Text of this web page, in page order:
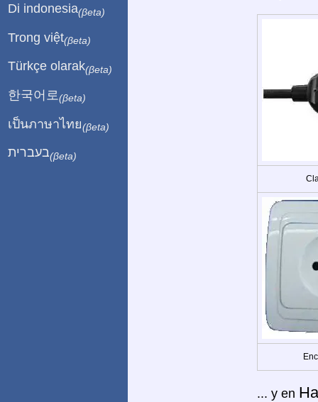
... y en
Di indonesia(βeta)
Trong việt(βeta)
Türkçe olarak(βeta)
한국어로 (βeta)
เป็นภาษาไทย(βeta)
בעברית(βeta)